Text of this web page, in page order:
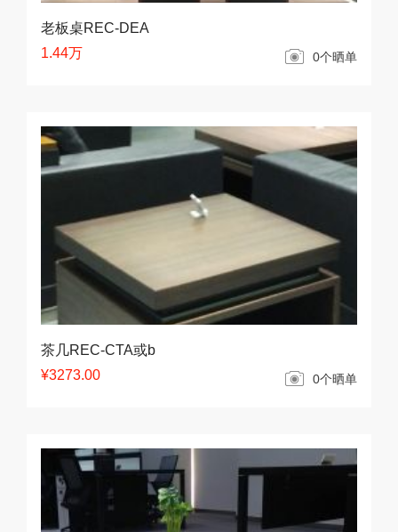
老板桌REC-DEA
1.44万
0个晒单
茶几REC-CTA或b
¥3273.00
0个晒单